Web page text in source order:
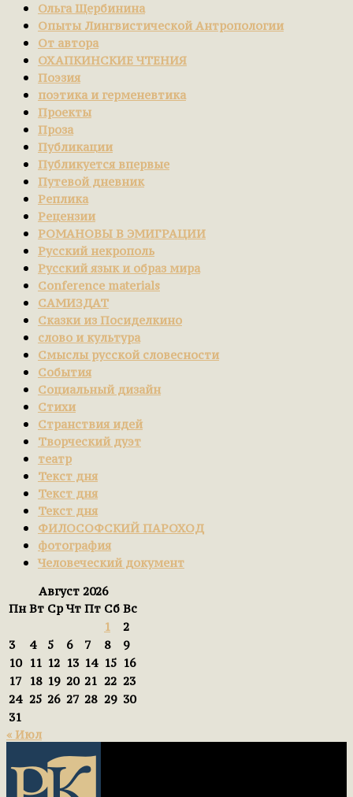
Ольга Щербинина
Опыты Лингвистической Антропологии
От автора
ОХАПКИНСКИЕ ЧТЕНИЯ
Поэзия
поэтика и герменевтика
Проекты
Проза
Публикации
Публикуется впервые
Путевой дневник
Реплика
Рецензии
РОМАНОВЫ В ЭМИГРАЦИИ
Русский некрополь
Русский язык и образ мира
Сonference materials
САМИЗДАТ
Сказки из Посиделкино
слово и культура
Смыслы русской словесности
События
Социальный дизайн
Стихи
Странствия идей
Творческий дуэт
театр
Текст дня
Текст дня
Текст дня
ФИЛОСОФСКИЙ ПАРОХОД
фотография
Человеческий документ
Август 2026
Пн Вт Ср Чт Пт Сб Вс
1
2
3
4 5 6 7 8
9
10
11 12 13 14 15 16
17
18 19 20 21 22 23
24 25 26 27 28 29 30
31
« Июл